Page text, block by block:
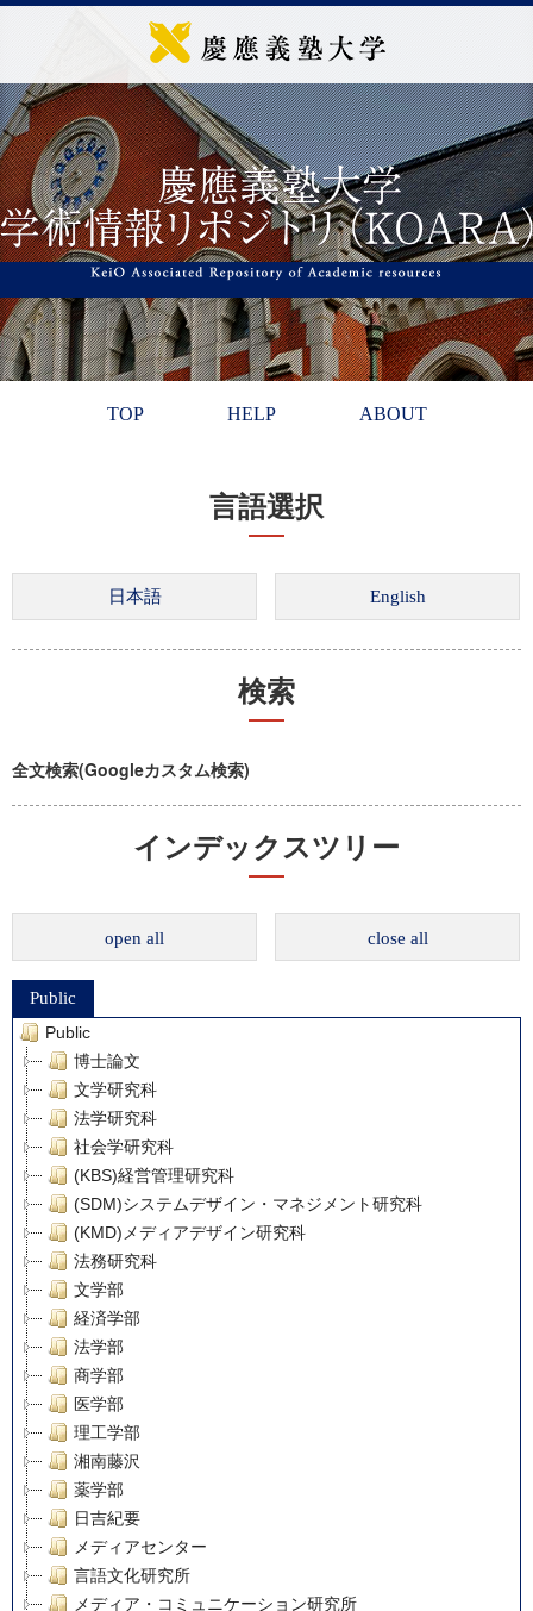
TOP HELP ABOUT
言語選択
検索
全文検索(Googleカスタム検索)
インデックスツリー
open all close all
Public
Public
博士論文
文学研究科
法学研究科
社会学研究科
(KBS)経営管理研究科
(SDM)システムデザイン・マネジメント研究科
(KMD)メディアデザイン研究科
法務研究科
文学部
経済学部
法学部
商学部
医学部
理工学部
湘南藤沢
薬学部
日吉紀要
メディアセンター
言語文化研究所
メディア・コミュニケーション研究所